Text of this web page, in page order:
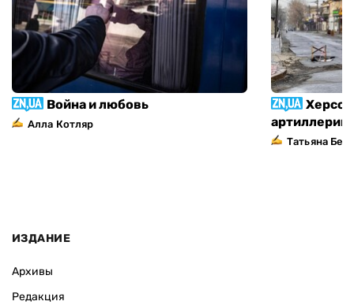
Война и любовь
Алла Котляр
Татьяна
ИЗДАНИЕ
Архивы
Редакция